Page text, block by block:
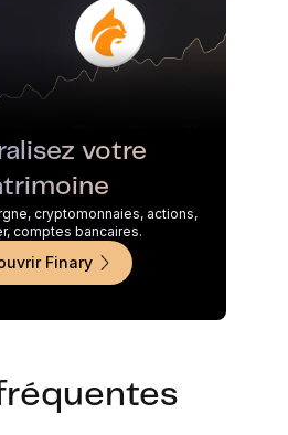
votre
cryptomonnaies, actions,
comptes bancaires.
Finary